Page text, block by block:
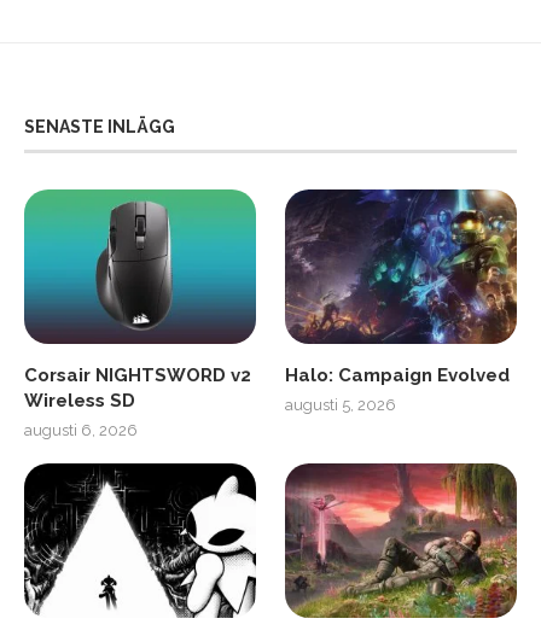
SENASTE INLÄGG
Corsair NIGHTSWORD v2
Wireless SD
augusti 6, 2026
Halo: Campaign Evolved
augusti 5, 2026